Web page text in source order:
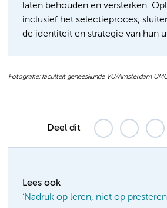
laten behouden en versterken.
inclusief het selectieproces,
de identiteit en strategie van hun
Fotografie: faculteit geneeskunde VU/Amsterdam
Deel dit
Lees ook
‘Nadruk op leren, niet op